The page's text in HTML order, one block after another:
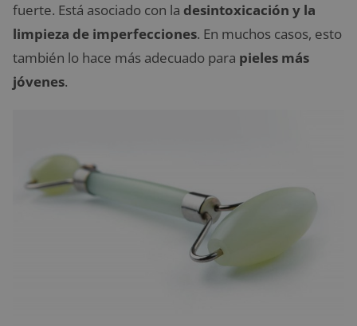
fuerte. Está asociado con la desintoxicación y la
limpieza de imperfecciones. En muchos casos, esto
también lo hace más adecuado para pieles más
jóvenes.